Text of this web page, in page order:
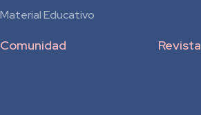
Material Educativo
Revista
Comunidad